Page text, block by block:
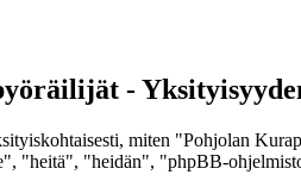
-
miten "Pohjolan
"heitä", "heidän", "phpBB-